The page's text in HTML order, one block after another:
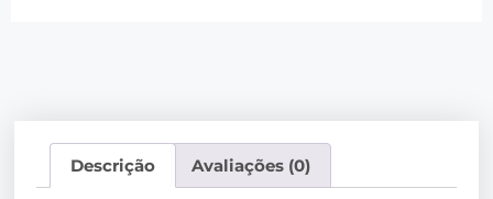
Descrição Avaliações (0)